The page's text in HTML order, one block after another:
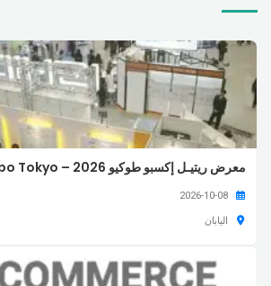
معرض ريتيـل إكسبو طوكيو 2026 – Retail Expo Tokyo
اليابان